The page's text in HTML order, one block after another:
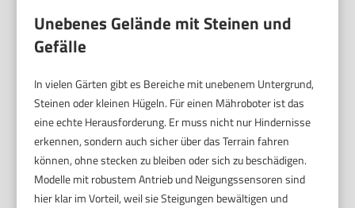
Unebenes Gelände mit Steinen und
Gefälle
In vielen Gärten gibt es Bereiche mit unebenem Untergrund,
Steinen oder kleinen Hügeln. Für einen Mähroboter ist das
eine echte Herausforderung. Er muss nicht nur Hindernisse
erkennen, sondern auch sicher über das Terrain fahren
können, ohne stecken zu bleiben oder sich zu beschädigen.
Modelle mit robustem Antrieb und Neigungssensoren sind
hier klar im Vorteil, weil sie Steigungen bewältigen und